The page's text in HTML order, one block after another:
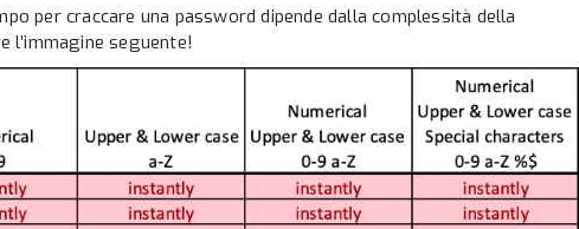
per craccare una password dipende dalla complessità della
l’immagine seguente!